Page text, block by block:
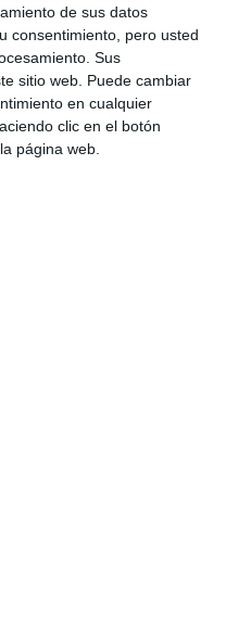
de sus datos
consentimiento, pero usted
Sus
sitio web. Puede cambiar
en cualquier
clic en el botón
página web.